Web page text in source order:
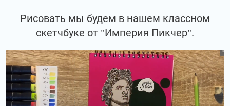
Рисовать мы будем в нашем классном
скетчбуке от "Империя Пикчер".